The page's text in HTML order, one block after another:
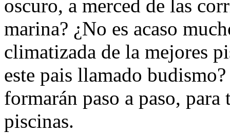
oscuro, a merced de las
marina? ¿No es acaso
climatizada de la mejores
este pais llamado
formarán paso a paso,
piscinas.